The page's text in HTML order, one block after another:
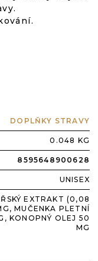
DOPLŇKY STRAVY
0.048 KG
8595648900628
UNISEX
EXTRAKT (0,08
MUČENKA PLETNÍ
KONOPNÝ OLEJ 50
MG